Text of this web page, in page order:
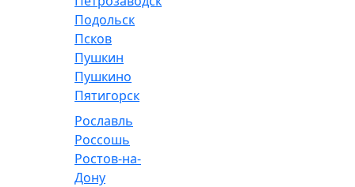
Подольск
Псков
Пушкин
Пушкино
Пятигорск
Рославль
Россошь
Ростов-на-
Дону